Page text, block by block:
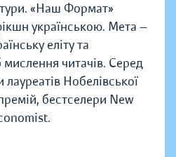
«Наш Формат»
українською. Мета —
еліту та
читачів. Серед
Нобелівської
бестселери New